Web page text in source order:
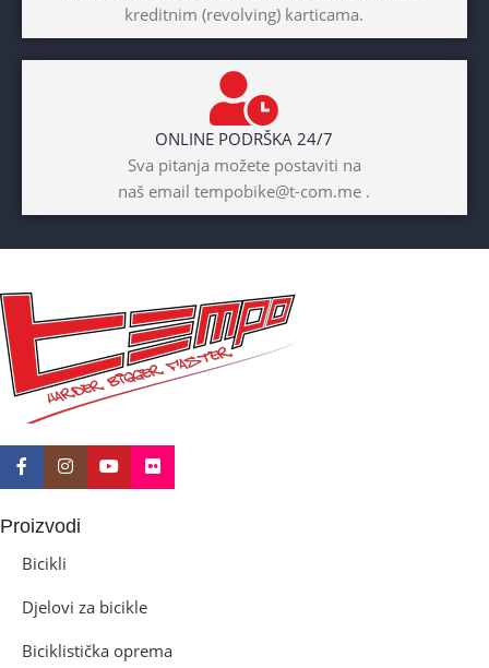
Prednji amotrizer
BICIKLI-KOČNICE
Disk mehanički
kreditnim (revolving) karticama.
ONLINE PODRŠKA 24/7
Sva pitanja možete postaviti na
naš email tempobike@t-com.me .
Proizvodi
Bicikli
Djelovi za bicikle
Biciklistička oprema